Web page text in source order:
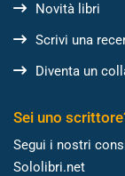
Novità libri
Scrivi una
Diventa un
Sei uno
Segui i nostri
Sololibri.net